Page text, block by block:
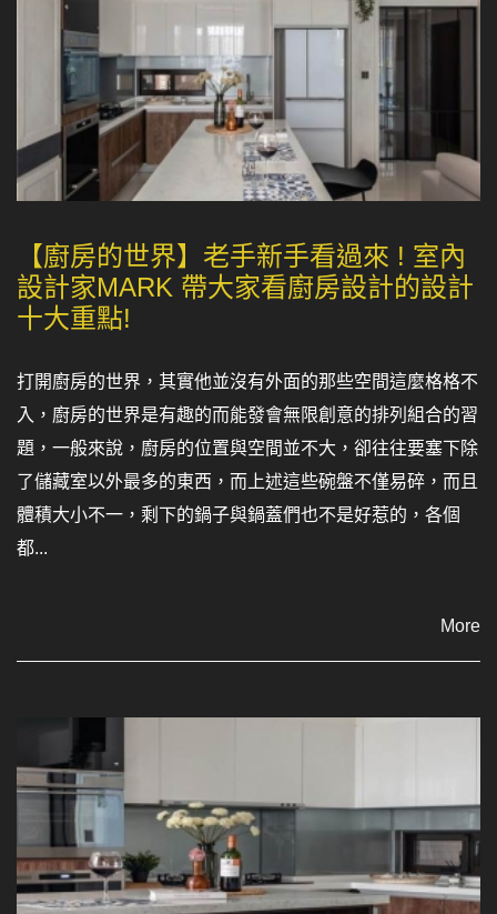
【廚房的世界】老手新手看過來 ! 室內
設計家MARK 帶大家看廚房設計的設計
十大重點!
打開廚房的世界，其實他並沒有外面的那些空間這麼格格不
入，廚房的世界是有趣的而能發會無限創意的排列組合的習
題，一般來說，廚房的位置與空間並不大，卻往往要塞下除
了儲藏室以外最多的東西，而上述這些碗盤不僅易碎，而且
體積大小不一，剩下的鍋子與鍋蓋們也不是好惹的，各個
都...
More